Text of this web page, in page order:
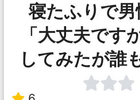
寝たふりで男
「大丈夫です
してみたが誰